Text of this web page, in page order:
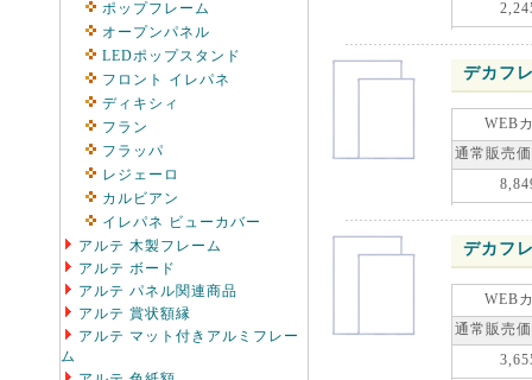
ポップフレーム
オープンパネル
LEDポップスタンド
フロント イレパネ
ディキシィ
フラン
フラッパ
レジェーロ
カルビアン
イレパネ ビューカバー
アルテ 木製フレーム
アルテ ボード
アルテ パネル関連商品
アルテ 賞状額縁
アルテ マット付きアルミフレー
ム
デカフ
WEB
通常販売
デカフ
WEB
通常販売